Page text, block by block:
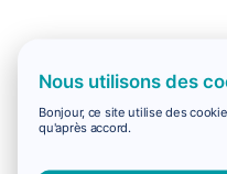
Nous utilisons des
Bonjour, ce site utilise des
qu'après accord.